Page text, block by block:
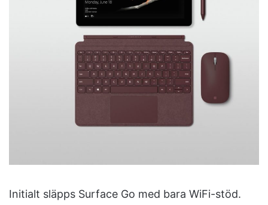
Initialt släpps Surface Go med bara WiFi-stöd.